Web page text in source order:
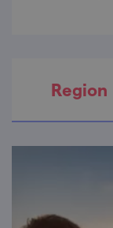
Region